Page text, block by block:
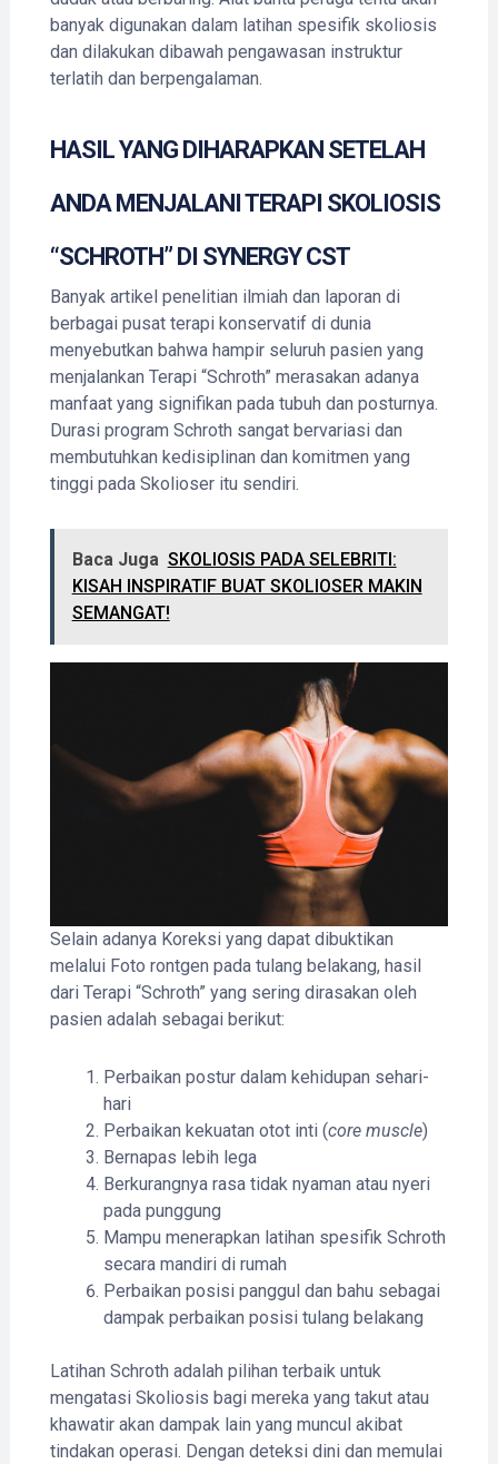
banyak digunakan dalam latihan spesifik skoliosis
dan dilakukan dibawah pengawasan instruktur
terlatih dan berpengalaman.
HASIL YANG DIHARAPKAN SETELAH
ANDA MENJALANI TERAPI SKOLIOSIS
“SCHROTH” DI SYNERGY CST
Banyak artikel penelitian ilmiah dan laporan di
berbagai pusat terapi konservatif di dunia
menyebutkan bahwa hampir seluruh pasien yang
menjalankan Terapi “Schroth” merasakan adanya
manfaat yang signifikan pada tubuh dan posturnya.
Durasi program Schroth sangat bervariasi dan
membutuhkan kedisiplinan dan komitmen yang
tinggi pada Skolioser itu sendiri.
Baca Juga SKOLIOSIS PADA SELEBRITI:
KISAH INSPIRATIF BUAT SKOLIOSER MAKIN
SEMANGAT!
Selain adanya Koreksi yang dapat dibuktikan
melalui Foto rontgen pada tulang belakang, hasil
dari Terapi “Schroth” yang sering dirasakan oleh
pasien adalah sebagai berikut:
Perbaikan postur dalam kehidupan sehari-
hari
Perbaikan kekuatan otot inti (core muscle)
Bernapas lebih lega
Berkurangnya rasa tidak nyaman atau nyeri
pada punggung
Mampu menerapkan latihan spesifik Schroth
secara mandiri di rumah
Perbaikan posisi panggul dan bahu sebagai
dampak perbaikan posisi tulang belakang
Latihan Schroth adalah pilihan terbaik untuk
mengatasi Skoliosis bagi mereka yang takut atau
khawatir akan dampak lain yang muncul akibat
tindakan operasi. Dengan deteksi dini dan memulai